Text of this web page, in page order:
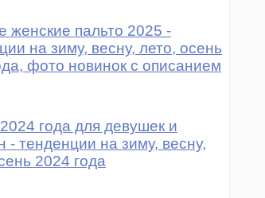
женские пальто 2025 -
на зиму, весну, лето, осень
фото новинок с описанием
года для девушек и
тенденции на зиму, весну,
2024 года